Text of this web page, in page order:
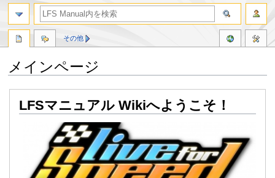
メインページ
LFSマニュアル Wikiへようこそ！
その他